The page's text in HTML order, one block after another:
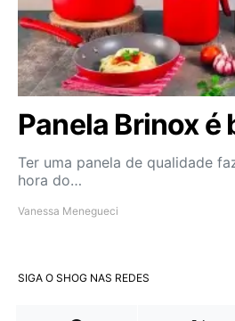
Panela Brinox é
Ter uma panela de qualidade
hora do…
Vanessa Menegueci
SIGA O SHOG NAS REDES